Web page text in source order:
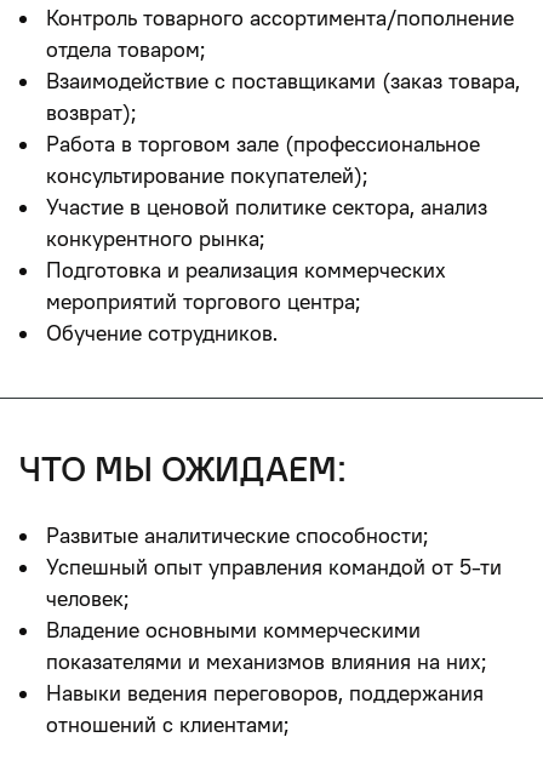
Контроль товарного ассортимента/пополнение
отдела товаром;
Взаимодействие с поставщиками (заказ товара,
возврат);
Работа в торговом зале (профессиональное
консультирование покупателей);
Участие в ценовой политике сектора, анализ
конкурентного рынка;
Подготовка и реализация коммерческих
мероприятий торгового центра;
Обучение сотрудников.
что мы ожидаем:
Развитые аналитические способности;
Успешный опыт управления командой от 5-ти
человек;
Владение основными коммерческими
показателями и механизмов влияния на них;
Навыки ведения переговоров, поддержания
отношений с клиентами;